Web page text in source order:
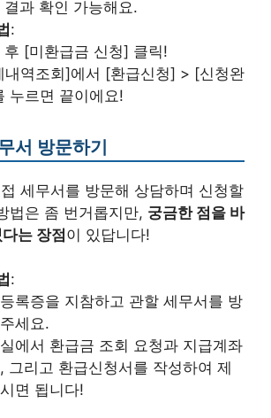
결과 확인 가능해요.
:
후 [미환급금 신청] 클릭!
내역조회]에서 [환급신청] > [신청완
누르면 끝이에요!
서 방문하기
세무서를 방문해 상담하며 신청할
법은 좀 번거롭지만, 궁금한 점을 바
는 장점이 있답니다!
:
록증을 지참하고 관할 세무서를 방
세요.
에서 환급금 조회 요청과 지급계좌
그리고 환급신청서를 작성하여 제
면 됩니다!